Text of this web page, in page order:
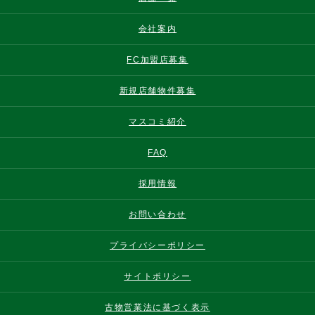
会社案内
FC加盟店募集
新規店舗物件募集
マスコミ紹介
FAQ
採用情報
お問い合わせ
プライバシーポリシー
サイトポリシー
古物営業法に基づく表示